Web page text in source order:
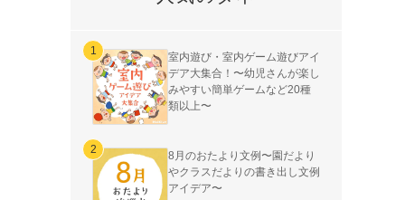
室内遊び・室内ゲーム遊びアイ
デア大集合！〜幼児さんが楽し
みやすい簡単ゲームなど20種
類以上〜
8月のおたより文例〜園だより
やクラスだよりの書き出し文例
アイデア〜